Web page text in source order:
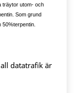
träytor utom- och
Som grund
datatrafik är